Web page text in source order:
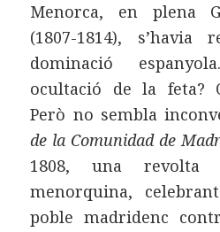
Menorca, en plena
(1807-1814),
dominació
ocultació de la feta?
Però no sembla
de la Comunidad de
1808, una revolta
menorquina,
poble madridenc